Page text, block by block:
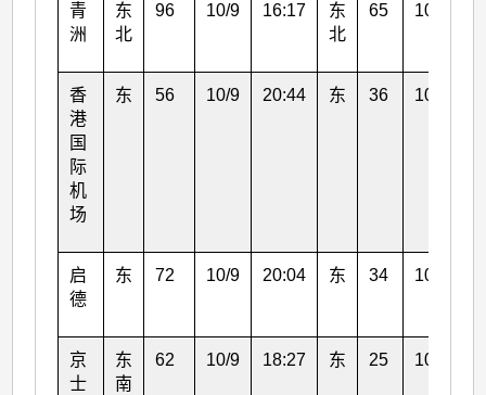
青
洲
东
北
96 10/9 16:17
东
北
65 10/9
香
港
国
际
机
场
东 56 10/9 20:44 东 36 10/9
启
德
东 72 10/9 20:04 东 34 10/9
京
士
东
南
62 10/9 18:27 东 25 10/9